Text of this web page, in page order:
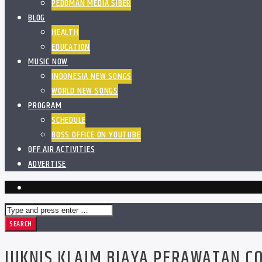
PEDOMAN MEDIA SIBER
BLOG
HEALTH
EDUCATION
MUSIC NOW
INDONESIA NEW SONGS
WORLD NEW SONGS
PROGRAM
SCHEDULE
BOSS OFFICE ON YOUTUBE
OFF AIR ACTIVITIES
ADVERTISE